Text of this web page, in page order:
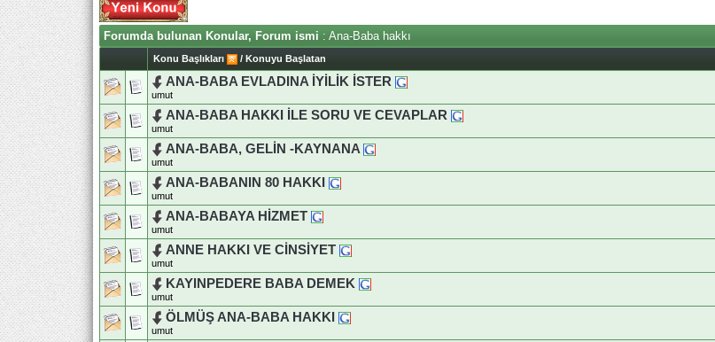
Forumda bulunan Konular, Forum ismi : Ana-Baba hakkı
Konu Başlıkları / Konuyu Başlatan
ANA-BABA EVLADINA İYİLİK İSTER
umut
ANA-BABA HAKKI İLE SORU VE CEVAPLAR
umut
ANA-BABA, GELİN -KAYNANA
umut
ANA-BABANIN 80 HAKKI
umut
ANA-BABAYA HİZMET
umut
ANNE HAKKI VE CİNSİYET
umut
KAYINPEDERE BABA DEMEK
umut
ÖLMÜŞ ANA-BABA HAKKI
umut